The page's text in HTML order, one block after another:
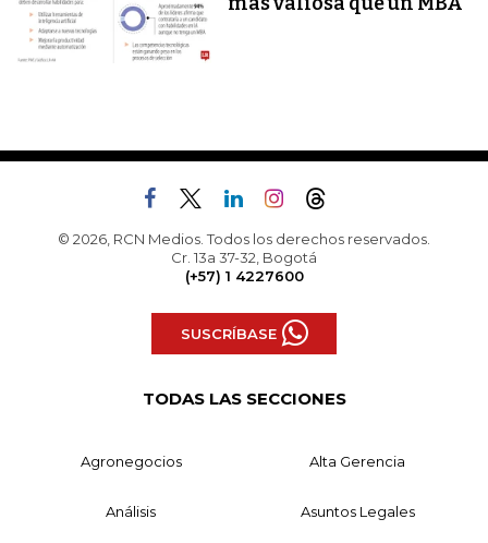
© 2026, RCN Medios. Todos los derechos reservados.
Cr. 13a 37-32, Bogotá
(+57) 1 4227600
SUSCRÍBASE
TODAS LAS SECCIONES
Agronegocios Alta Gerencia
Análisis Asuntos Legales